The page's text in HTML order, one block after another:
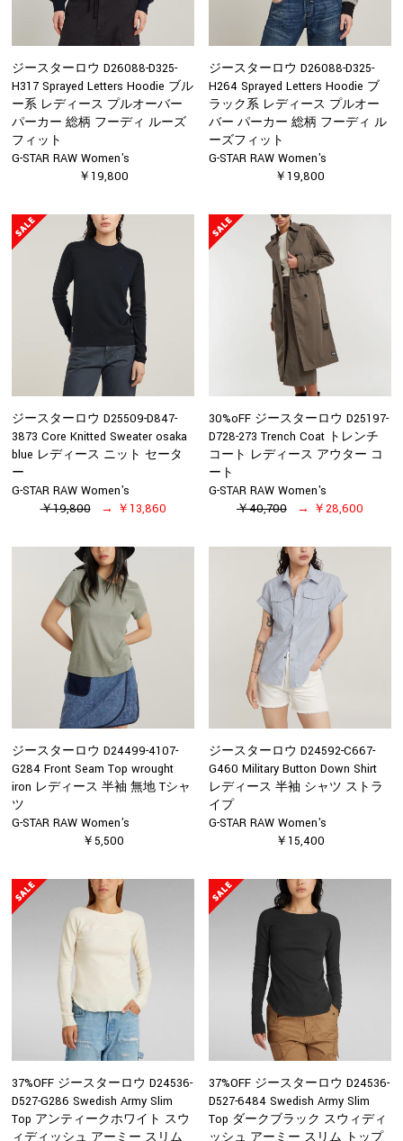
ジースターロウ D26088-D325-
H317 Sprayed Letters Hoodie ブル
ー系 レディース プルオーバー
パーカー 総柄 フーディ ルーズ
フィット
G-STAR RAW Women's
￥19,800
ジースターロウ D26088-D325-
H264 Sprayed Letters Hoodie ブ
ラック系 レディース プルオー
バー パーカー 総柄 フーディ ル
ーズフィット
G-STAR RAW Women's
￥19,800
ジースターロウ D25509-D847-
3873 Core Knitted Sweater osaka
blue レディース ニット セータ
ー
G-STAR RAW Women's
￥19,800
￥13,860
30%oFF ジースターロウ D25197-
D728-273 Trench Coat トレンチ
コート レディース アウター コ
ート
G-STAR RAW Women's
￥40,700
￥28,600
ジースターロウ D24499-4107-
G284 Front Seam Top wrought
iron レディース 半袖 無地 Tシャ
ツ
G-STAR RAW Women's
￥5,500
ジースターロウ D24592-C667-
G460 Military Button Down Shirt
レディース 半袖 シャツ ストラ
イプ
G-STAR RAW Women's
￥15,400
37%OFF ジースターロウ D24536-
D527-G286 Swedish Army Slim
Top アンティークホワイト スウ
ィディッシュ アーミー スリム
37%OFF ジースターロウ D24536-
D527-6484 Swedish Army Slim
Top ダークブラック スウィディ
ッシュ アーミー スリム トップ